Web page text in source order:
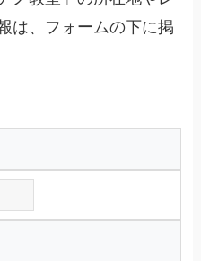
は、フォームの下に掲